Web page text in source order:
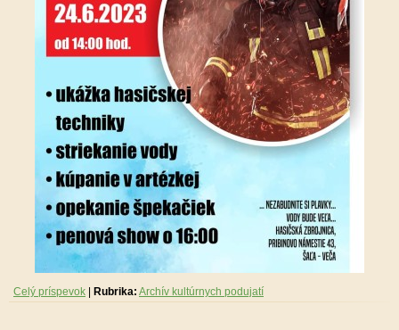
Celý príspevok Rubrika: Archív kultúrnych podujatí